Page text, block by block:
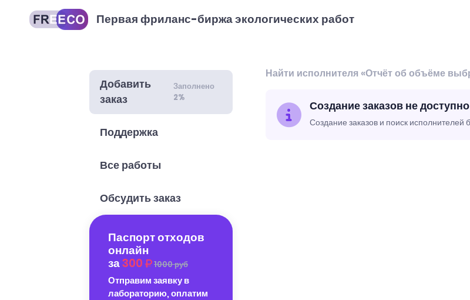
Первая фриланс-биржа экологических работ
Добавить
заказ
Заполнено
2%
Поддержка
Все работы
Обсудить заказ
Паспорт отходов
онлайн
за300 1000 руб
Отправим заявку в
лабораторию, оплатим
Найти исполнителя «Отчёт об объёме
Создание заказов не доступно
Создание заказов и поиск исполнителей